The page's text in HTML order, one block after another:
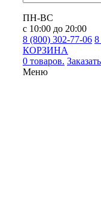
ПН-ВС
с 10:00 до 20:00
8 (800) 302-77-06 8
КОРЗИНА
0 товаров.
Меню